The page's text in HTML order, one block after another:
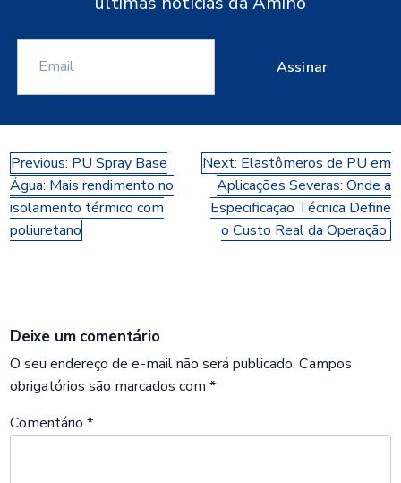
Assinar
Navegação
de
Post
Previous: PU Spray Base
Água: Mais rendimento no
isolamento térmico com
poliuretano
Next: Elastômeros de PU em
Aplicações Severas: Onde a
Especificação Técnica Define
o Custo Real da Operação
Deixe um comentário
O seu endereço de e-mail não será publicado. Campos
obrigatórios são marcados com *
Comentário *